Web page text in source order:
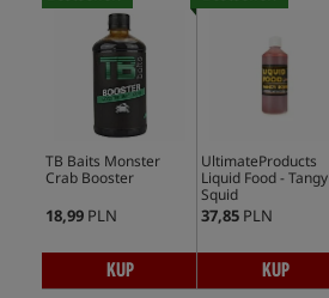
TB Baits Monster
Crab Booster
18,99 PLN
KUP
UltimateProducts
Liquid Food - Tangy
Squid
37,85 PLN
KUP